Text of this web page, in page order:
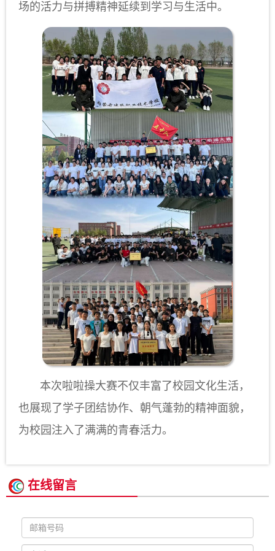
场的活力与拼搏精神延续到学习与生活中。
本次啦啦操大赛不仅丰富了校园文化生活，
也展现了学子团结协作、朝气蓬勃的精神面貌，
为校园注入了满满的青春活力。
在线留言